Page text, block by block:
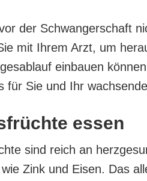
der Schwangerschaft
mit Ihrem Arzt, um
einbauen
für Sie und Ihr
essen
sind reich an
Zink und Eisen. Das